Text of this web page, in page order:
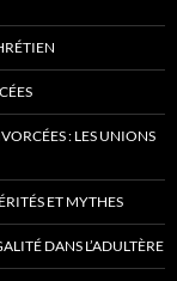
: LES UNIONS
ET MYTHES
DANS L’ADULTÈRE